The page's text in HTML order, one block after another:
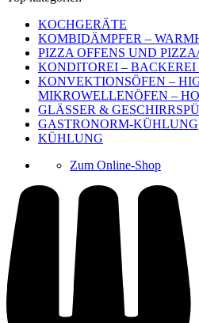
KOCHGERÄTE
KOMBIDÄMPFER –
PIZZA OFFENS UND
KONDITOREI –
KONVEKTIONSÖFEN –
MIKROWELLENÖFEN –
GLÄSSER &
GASTRONORM-KÜHLUNG
KÜHLUNG
Zum Online-Shop